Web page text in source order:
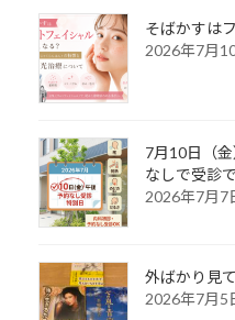
そばかすは
2026年7月
7月10日（
なしで受診
2026年7月7
外ばかり見
2026年7月5